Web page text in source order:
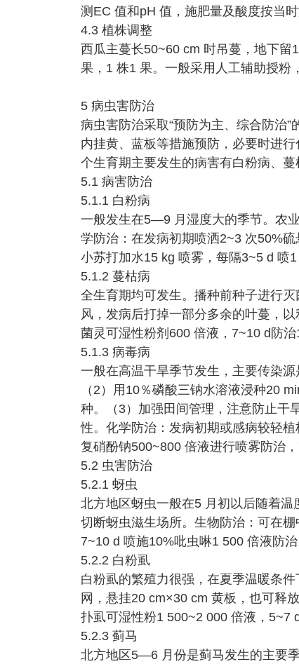
测EC 值和pH 值，施肥量及酸度按当
4.3 植株调整
西瓜主蔓长50~60 cm 时吊蔓，地下留
果，1 株1 果。一般采用人工辅助授粉
5 病虫害防治
病虫害防治采取“预防为主、综合防治
内挂黄、蓝板等措施预防，必要时进
个生育期主要发生的病害有白粉病、
5.1 病害防治
5.1.1 白粉病
一般发生在5—9 月湿度大的季节。农
学防治：在发病初期喷洒2~3 次50%
小苏打加水15 kg 喷雾，每隔3~5 d 喷
5.1.2 蔓枯病
全生育期均可发生。播种前种子进行
风，发病后打掉一部分多余的叶蔓，
菌灵可湿性粉剂600 倍液，7~10 d防
5.1.3 病毒病
一般在高温干旱季节发生，主要传染
（2）用10％磷酸三钠水溶液浸种20
种。（3）加强田间管理，注意防止干
性。化学防治：发病初期或感病较轻
复硝酚钠500~800 倍液进行喷雾防治
5.2 虫害防治
5.2.1 蚜虫
北方地区蚜虫一般在5 月初以后随着
切断蚜虫滋生场所。生物防治：可在
7~10 d 喷施10%吡虫啉1 500 倍液防治
5.2.2 白粉虱
白粉虱的繁殖力很强，在夏季温暖条
网，悬挂20 cm×30 cm 黄板，也可释
扑虱可湿性粉1 500~2 000 倍液，5~7
5.2.3 蓟马
北方地区5—6 月份是蓟马发生的主要